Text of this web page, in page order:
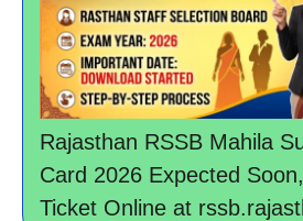
Rajasthan RSSB Mahila
Card 2026 Expected
Ticket Online at